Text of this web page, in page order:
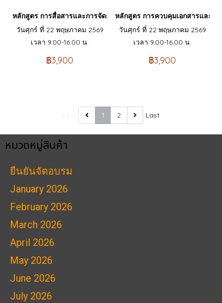
หลักสูตร การสื่อสารและการจัดการภาวะวิกฤต Communication and
วันศุกร์ ที่ 22 พฤษภาคม 2569
เวลา 9.00-16.00 น.
฿3,900
หลักสูตร การควบคุมเอกสารและข้
วันศุกร์ ที่ 22 พฤษภาคม 2569
เวลา 9.00-16.00 น.
฿3,900
1 2 Last
หมวดหมู่สินค้า
ยืนยันจัดอบรม
January 2026
February 2026
March 2026
April 2026
May 2026
June 2026
July 2026